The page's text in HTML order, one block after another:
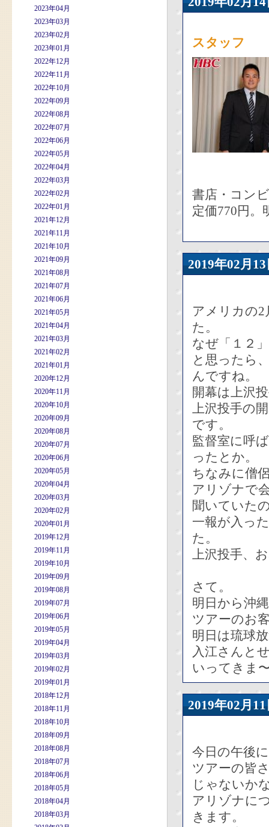
2023年04月
2023年03月
2023年02月
2023年01月
2022年12月
2022年11月
2022年10月
2022年09月
2022年08月
2022年07月
2022年06月
2022年05月
2022年04月
2022年03月
2022年02月
2022年01月
2021年12月
2021年11月
2021年10月
2021年09月
2021年08月
2021年07月
2021年06月
2021年05月
2021年04月
2021年03月
2021年02月
2021年01月
2020年12月
2020年11月
2020年10月
2020年09月
2020年08月
2020年07月
2020年06月
2020年05月
2020年04月
2020年03月
2020年02月
2020年01月
2019年12月
2019年11月
2019年10月
2019年09月
2019年08月
2019年07月
2019年06月
2019年05月
2019年04月
2019年03月
2019年02月
2019年01月
2018年12月
2018年11月
2018年10月
2018年09月
2018年08月
2018年07月
2018年06月
2018年05月
2018年04月
2018年03月
スタッフ
書店・コン
定価770円。
2019年02
アメリカの2
た。
なぜ「１２
と思ったら
んですね。
開幕は上沢
上沢投手の
です。
監督室に呼
ったとか。
ちなみに僧
アリゾナで
聞いていた
一報が入っ
た。
上沢投手、
さて。
明日から沖
ツアーのお
明日は琉球
入江さんと
いってきま
2019年02
今日の午後
ツアーの皆
じゃないか
アリゾナに
きます。